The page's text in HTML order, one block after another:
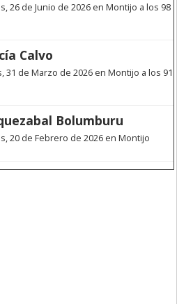
26 de Junio de 2026 en Montijo a los 98
Calvo
31 de Marzo de 2026 en Montijo a los 91
Bolumburu
20 de Febrero de 2026 en Montijo